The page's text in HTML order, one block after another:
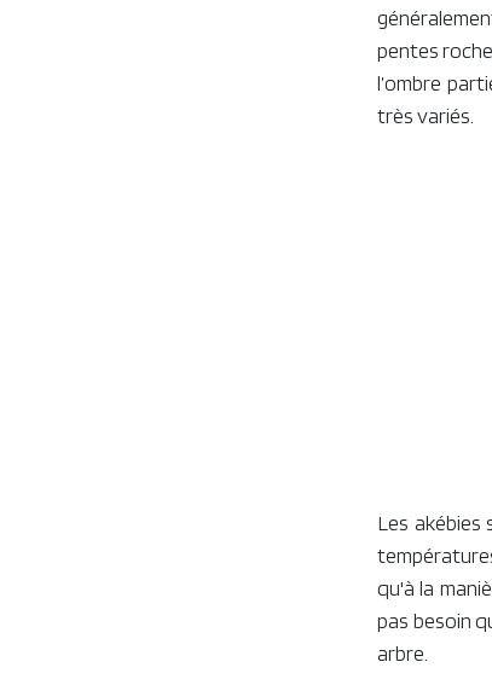
pentes
l’ombre
très variés.
Les akébies
qu'à la
pas besoin
arbre.